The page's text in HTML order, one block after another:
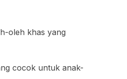
oleh khas yang
cocok untuk anak-